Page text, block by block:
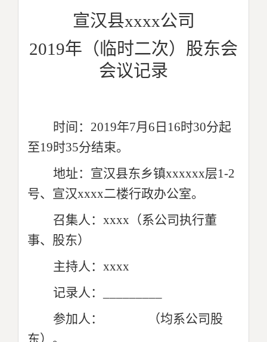
宣汉县xxxx公司
2019年（临时二次）股东会
会议记录
时间：2019年7月6日16时30分起
至19时35分结束。
地址：宣汉县东乡镇xxxxxx层1-2
号、宣汉xxxx二楼行政办公室。
召集人：xxxx（系公司执行董
事、股东）
主持人：xxxx
记录人：_________
参加人： （均系公司股
东）。